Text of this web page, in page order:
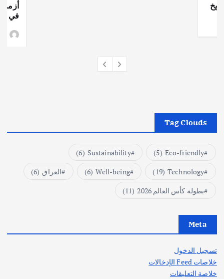
أزمة
في
Tag Clouds
Eco-friendly
(5)
Sustainability
(6)
Technology
(19)
Well-being
(6) العراق (6)
بطولة كأس العالم 2026
(11)
Meta
تسجيل الدخول
خلاصات Feed الإدخالات
خلاصة التعليقات